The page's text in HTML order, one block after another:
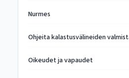
Nurmes
Ohjeita kalastusvälineiden
Oikeudet ja vapaudet